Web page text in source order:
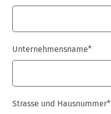
Unternehmensname*
Strasse und Hausnummer*